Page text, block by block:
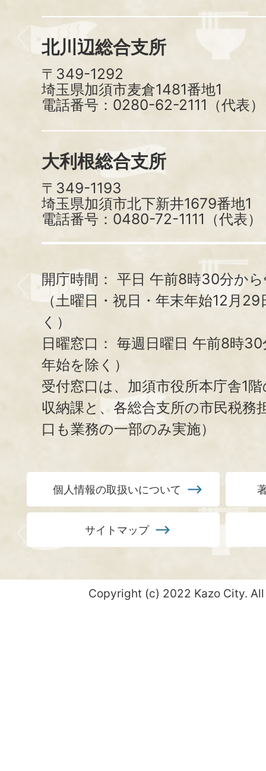
北川辺総合支所
〒349-1292
埼玉県加須市麦倉1481番地1
電話番号：0280-62-2111（代表）
大利根総合支所
〒349-1193
埼玉県加須市北下新井1679番地1
電話番号：0480-72-1111（代表）
開庁時間： 平日 午前8時30分か
（土曜日・祝日・年末年始12月
く）
日曜窓口： 毎週日曜日 午前8時
年始を除く）
受付窓口は、加須市役所本庁舎1
収納課と、 各総合支所の市民税務
口も業務の一部のみ実施）
個人情報の取扱いについて
サイトマップ
Copyright (c) 2022 Kazo City.